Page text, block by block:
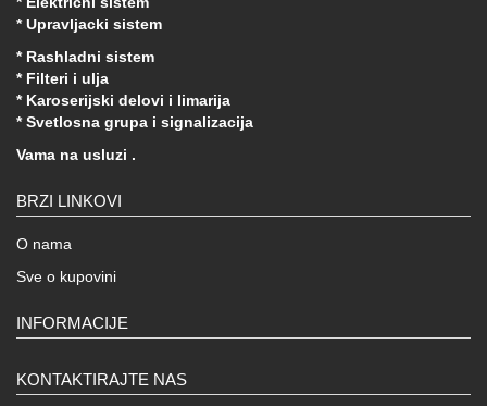
* Upravljacki sistem
* Rashladni sistem
* Filteri i ulja
* Karoserijski delovi i limarija
* Svetlosna grupa i signalizacija
Vama na usluzi .
BRZI LINKOVI
O nama
Sve o kupovini
INFORMACIJE
KONTAKTIRAJTE NAS